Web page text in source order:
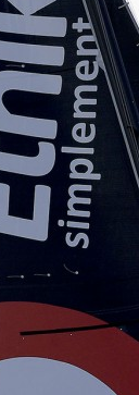
mythique